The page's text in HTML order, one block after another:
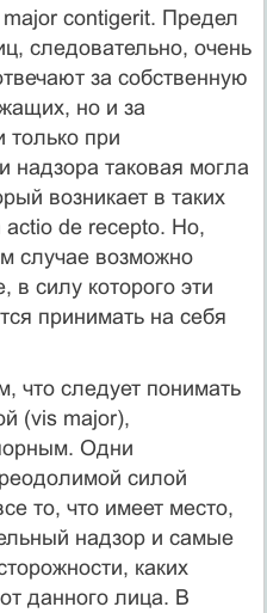
contigerit. Предел
следовательно, очень
за собственную
но и за
только при
надзора таковая могла
возникает в таких
actio de recepto. Но,
случае возможно
в силу которого эти
принимать на себя
что следует понимать
(vis major),
Одни
силой
то, что имеет место,
надзор и самые
каких
данного лица. В